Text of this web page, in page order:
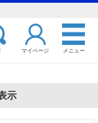
マイページ メニュー
示